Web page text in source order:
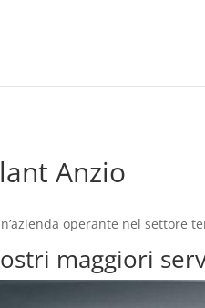
Anzio
operante nel settore
maggiori